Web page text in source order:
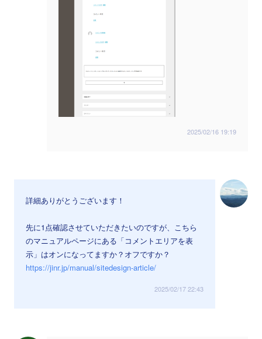
2025/02/16 19:19
詳細ありがとうございます！
先に1点確認させていただきたいのですが、こちら
のマニュアルページにある「コメントエリアを表
示」はオンになってますか？オフですか？
https://jinr.jp/manual/sitedesign-article/
2025/02/17 22:43